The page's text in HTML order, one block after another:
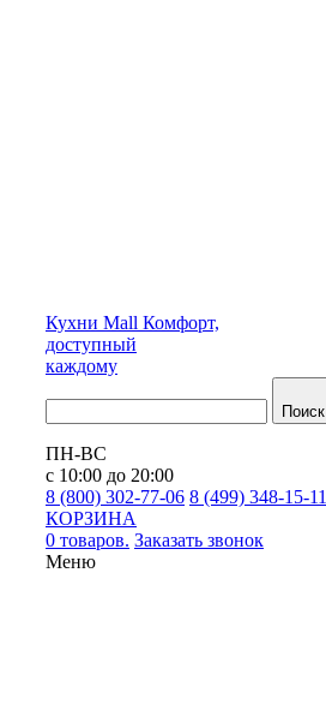
Кухни Mall Комфорт,
доступный
каждому
Поиск
ПН-ВС
с 10:00 до 20:00
8 (800) 302-77-06 8 (499) 348-15-11
КОРЗИНА
0 товаров. Заказать звонок
Меню